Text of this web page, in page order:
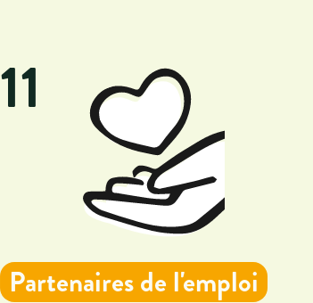
11
Partenaires de l'emploi